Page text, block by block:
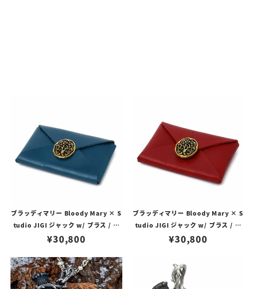
ブラッディマリー Bloody Mary × S
tudio JIGI ジャック w/ ブラス / カ
ウレザー ブルー
¥30,800
ブラッディマリー Bloody Mary × S
tudio JIGI ジャック w/ ブラス / カ
ウレザー レッド
¥30,800